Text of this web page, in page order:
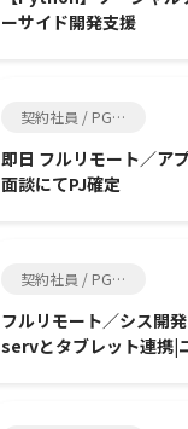
ーサイド開発支援
契約社員 / PG, SE
即日 フルリモート／ア
面談にてPJ確定
契約社員 / PG, SE
フルリモート／シス開
servとタブレット連携|